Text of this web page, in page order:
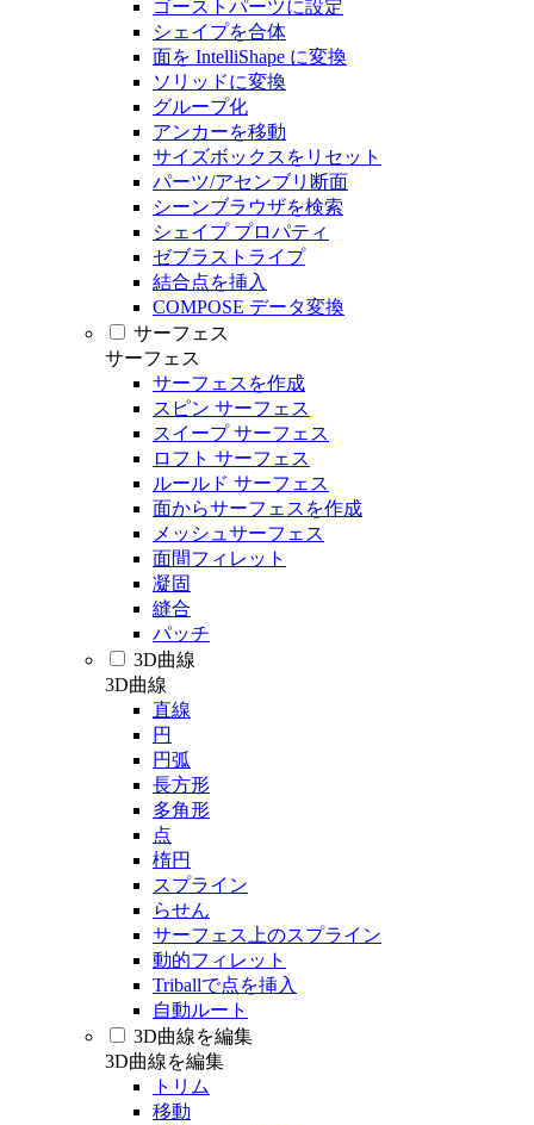
ゴーストパーツに設定
シェイプを合体
面を IntelliShape に変換
ソリッドに変換
グループ化
アンカーを移動
サイズボックスをリセット
パーツ/アセンブリ断面
シーンブラウザを検索
シェイプ プロパティ
ゼブラストライプ
結合点を挿入
COMPOSE データ変換
サーフェス
サーフェス
サーフェスを作成
スピン サーフェス
スイープ サーフェス
ロフト サーフェス
ルールド サーフェス
面からサーフェスを作成
メッシュサーフェス
面間フィレット
凝固
縫合
パッチ
3D曲線
3D曲線
直線
円
円弧
長方形
多角形
点
楕円
スプライン
らせん
サーフェス上のスプライン
動的フィレット
Triballで点を挿入
自動ルート
3D曲線を編集
3D曲線を編集
トリム
移動